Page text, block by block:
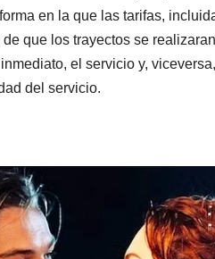
en la que las tarifas,
que los trayectos se
el servicio y,
del servicio.